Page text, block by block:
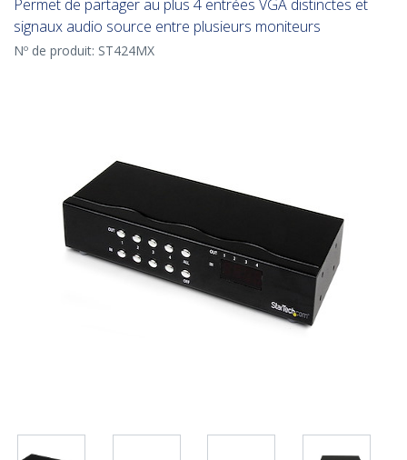
Permet de partager au plus 4 entrées VGA distinctes et
signaux audio source entre plusieurs moniteurs
Nº de produit: ST424MX